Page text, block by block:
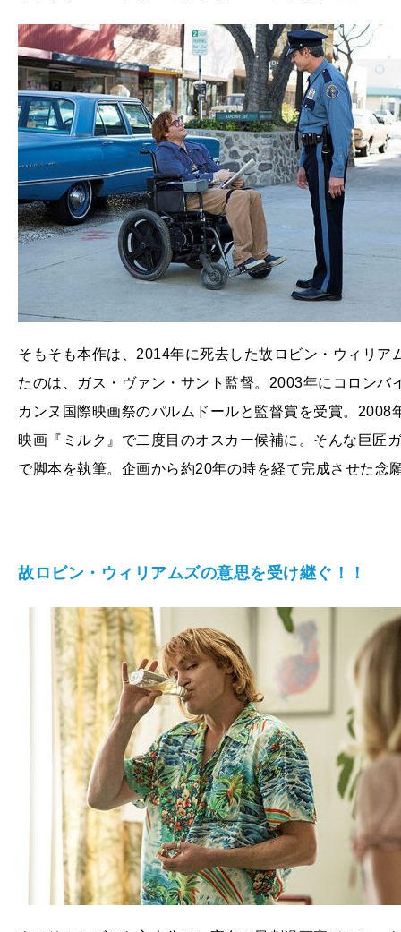
そもそも本作は、2014年に死去した故ロビン・ウィリ
たのは、ガス・ヴァン・サント監督。2003年にコロン
カンヌ国際映画祭のパルムドールと監督賞を受賞。
映画『ミルク』で二度目のオスカー候補に。そんな巨匠
で脚本を執筆。企画から約20年の時を経て完成させた念
故ロビン・ウィリアムズの意思を受け継ぐ！！